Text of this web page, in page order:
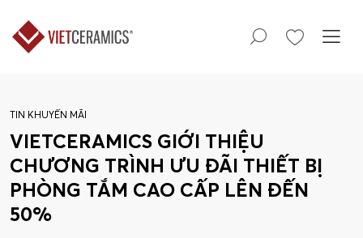
TIN KHUYẾN MÃI
VIETCERAMICS GIỚI THIỆU
CHƯƠNG TRÌNH ƯU ĐÃI THIẾT BỊ
PHÒNG TẮM CAO CẤP LÊN ĐẾN
50%